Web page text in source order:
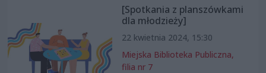
[Spotkania z planszówkami
dla młodzieży]
22 kwietnia 2024, 15:30
Miejska Biblioteka Publiczna,
filia nr 7